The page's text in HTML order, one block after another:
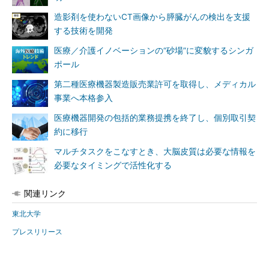
造影剤を使わないCT画像から膵臓がんの検出を支援
する技術を開発
医療／介護イノベーションの“砂場”に変貌するシンガ
ポール
第二種医療機器製造販売業許可を取得し、メディカル
事業へ本格参入
医療機器開発の包括的業務提携を終了し、個別取引契
約に移行
マルチタスクをこなすとき、大脳皮質は必要な情報を
必要なタイミングで活性化する
関連リンク
東北大学
プレスリリース